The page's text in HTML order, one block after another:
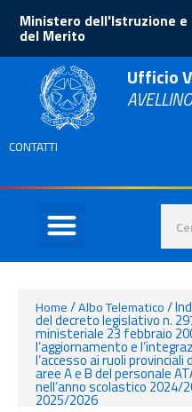
Ministero dell'Istruzione e
del Merito
Ufficio
AVELLINO
CONTATTI
Home/Albo Telematico/
del decreto legislativo n.
ministeriale 23 febbraio
l’aggiornamento e
l’accesso ai ruoli
aree A e B del personale
nell’anno scolastico 2024/
2025/2026